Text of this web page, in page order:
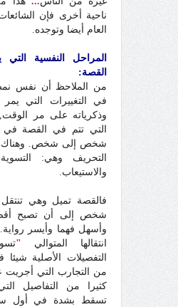
ناحية أخرى فإن
العام أيضا وتوجده.
المراحل النفسية
القصة:
من الملاحظ أن نفس
في التغييرات التي يمر
وذكرياته على مر
التي تتم في القصة في
شخص إلى شخص. وهناك
التحريف وهي:
والاستيعاب.
فالقصة تميل وهي
شخص إلى أن تصبح
وأسهل فهما وأيسر
انتقالها المتوالي "
التفصيلات الأصلية
من التجارب التي أجريت
كثيرا من التفاصيل
تسقط بشدة في أول